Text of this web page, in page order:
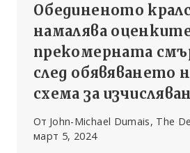
Обединеното
намалява
прекомерната
след обявяването
схема за
От John-Michael Dumais, The
март 5, 2024